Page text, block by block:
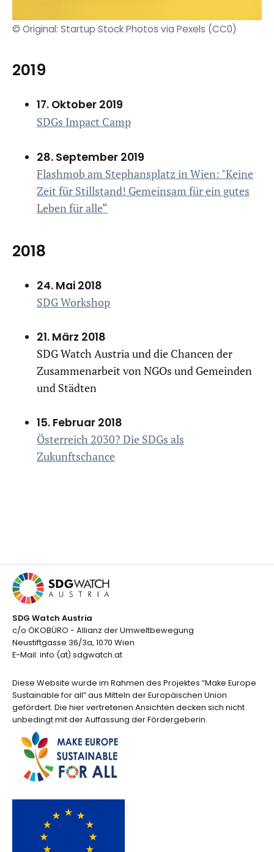
© Original: Startup Stock Photos via Pexels (CC0)
2019
17. Oktober 2019
SDGs Impact Camp
28. September 2019
Flashmob am Stephansplatz in Wien: "Keine
Zeit für Stillstand! Gemeinsam für ein gutes
Leben für alle“
2018
24. Mai 2018
SDG Workshop
21. März 2018
SDG Watch Austria und die Chancen der
Zusammenarbeit von NGOs und Gemeinden
und Städten
15. Februar 2018
Österreich 2030? Die SDGs als
Zukunftschance
SDG Watch Austria
c/o ÖKOBÜRO - Allianz der Umweltbewegung
Neustiftgasse 36/3a, 1070 Wien
E-Mail: info (at) sdgwatch.at
Diese Website wurde im Rahmen des Projektes “Make Europe
Sustainable for all” aus Mitteln der Europäischen Union
gefördert. Die hier vertretenen Ansichten decken sich nicht
unbedingt mit der Auffassung der Fördergeberin.